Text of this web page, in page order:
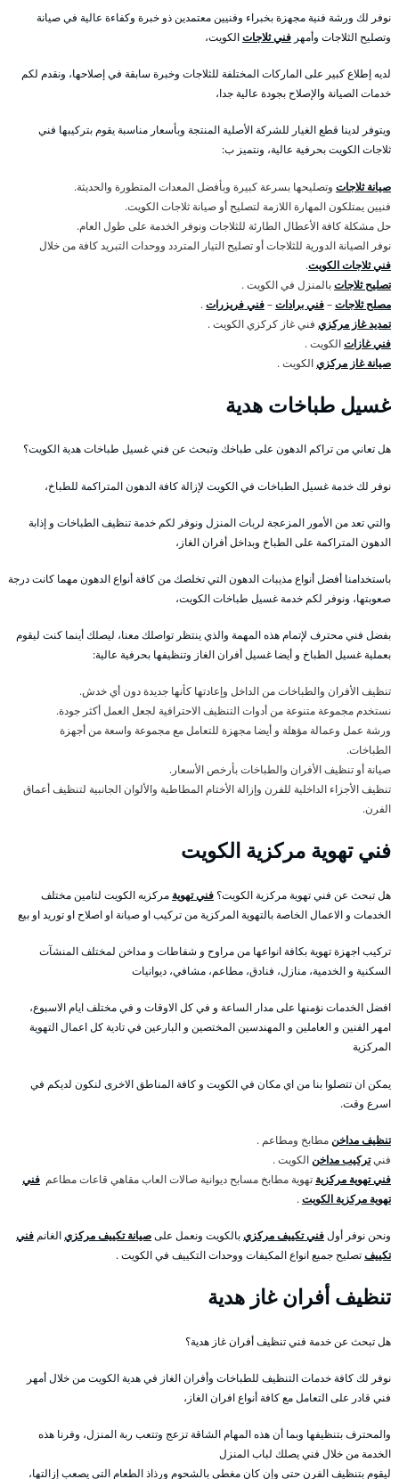
نوفر لك ورشة فنية مجهزة بخبراء وفنيين معتمدين ذو خبرة وكفاءة عالية في صيانة
وتصليح الثلاجات وأمهر فني ثلاجاتالكويت،
لديه إطلاع كبير على الماركات المختلفة للثلاجات وخبرة سابقة في إصلاحها، ونقدم لكم
خدمات الصيانة والإصلاح بجودة عالية جدا،
ويتوفر لدينا قطع الغيار للشركة الأصلية المنتجة وبأسعار مناسبة يقوم بتركيبها فني
ثلاجات الكويت بحرفية عالية، ونتميز ب:
صيانة ثلاجات وتصليحها بسرعة كبيرة وبأفضل المعدات المتطورة والحديثة.
فنيين يمتلكون المهارة اللازمة لتصليح أو صيانة ثلاجات الكويت.
حل مشكلة كافة الأعطال الطارئة للثلاجات ونوفر الخدمة على طول العام.
نوفر الصيانة الدورية للثلاجات أو تصليح التيار المتردد ووحدات التبريد كافة من خلال
فني ثلاجات الكويت.
تصليح ثلاجاتبالمنزل في الكويت .
مصلح ثلاجات–فني برادات–فني فريزرات.
تمديد غاز مركزي فني غاز كركزي الكويت .
فني غازاتالكويت .
صيانة غاز مركزيالكويت .
غسيل طباخات هدية
هل تعاني من تراكم الدهون على طباخك وتبحث عن فني غسيل طباخات هدية الكويت؟
نوفر لك خدمة غسيل الطباخات في الكويت لإزالة كافة الدهون المتراكمة للطباخ،
والتي تعد من الأمور المزعجة لربات المنزل ونوفر لكم خدمة تنظيف الطباخات و إذابة
الدهون المتراكمة على الطباخ وبداخل أفران الغاز،
باستخدامنا أفضل أنواع مذيبات الدهون التي تخلصك من كافة أنواع الدهون مهما كانت درجة
صعوبتها، ونوفر لكم خدمة غسيل طباخات الكويت،
بفضل فني محترف لإتمام هذه المهمة والذي ينتظر تواصلك معنا، ليصلك أينما كنت ليقوم
بعملية غسيل الطباخ و أيضا غسيل أفران الغاز وتنظيفها بحرفية عالية:
تنظيف الأفران والطباخات من الداخل وإعادتها كأنها جديدة دون أي خدش.
نستخدم مجموعة متنوعة من أدوات التنظيف الاحترافية لجعل العمل أكثر جودة.
ورشة عمل وعمالة مؤهلة و أيضا مجهزة للتعامل مع مجموعة واسعة من أجهزة
الطباخات.
صيانة أو تنظيف الأفران والطباخات بأرخص الأسعار.
تنظيف الأجزاء الداخلية للفرن وإزالة الأختام المطاطية والألوان الجانبية لتنظيف أعماق
الفرن.
فني تهوية مركزية الكويت
هل تبحث عن فني تهوية مركزية الكويت؟ فني تهوية مركزيه الكويت لتامين مختلف
الخدمات و الاعمال الخاصة بالتهوية المركزية من تركيب او صيانة او اصلاح او توريد او بيع
تركيب اجهزة تهوية بكافة انواعها من مراوح و شفاطات و مداخن لمختلف المنشآت
السكنية و الخدمية، منازل، فنادق، مطاعم، مشافي، ديوانيات
افضل الخدمات نؤمنها على مدار الساعة و في كل الاوقات و في مختلف ايام الاسبوع،
امهر الفنين و العاملين و المهندسين المختصين و البارعين في تادية كل اعمال التهوية
المركزية
يمكن ان تتصلوا بنا من اي مكان في الكويت و كافة المناطق الاخرى لنكون لديكم في
اسرع وقت.
تنظيف مداخنمطابخ ومطاعم .
فنيتركيب مداخنالكويت .
فني تهوية مركزية تهوية مطابخ مسابح ديوانية صالات العاب مقاهي قاعات مطاعم فني
تهوية مركزية الكويت.
ونحن نوفر أولفني تكييف مركزيبالكويت ونعمل علىصيانة تكييف مركزيالغانم فني
تكييفتصليح جميع انواع المكيفات ووحدات التكييف في الكويت .
تنظيف أفران غاز هدية
هل تبحث عن خدمة فني تنظيف أفران غاز هدية؟
نوفر لك كافة خدمات التنظيف للطباخات وأفران الغاز في هدية الكويت من خلال أمهر
فني قادر على التعامل مع كافة أنواع افران الغاز،
والمحترف بتنظيفها وبما أن هذه المهام الشاقة تزعج وتتعب ربة المنزل، وفرنا هذه
الخدمة من خلال فني يصلك لباب المنزل
ليقوم بتنظيف الفرن حتى وإن كان مغطى بالشحوم ورذاذ الطعام التي يصعب إزالتها،